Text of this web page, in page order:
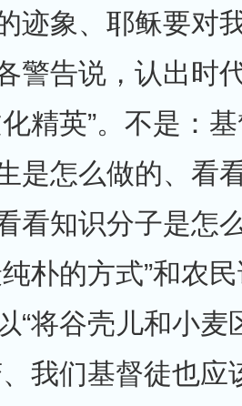
迹象、耶稣要对
警告说，认出时
精英”。不是：
是怎么做的、看
看知识分子是怎
朴的方式”和农
“将谷壳儿和小麦
我们基督徒也应